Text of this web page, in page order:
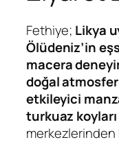
Fethiye; Likya
Ölüdeniz’in
macera
doğal
etkileyici
turkuaz koyları
merkezlerinden